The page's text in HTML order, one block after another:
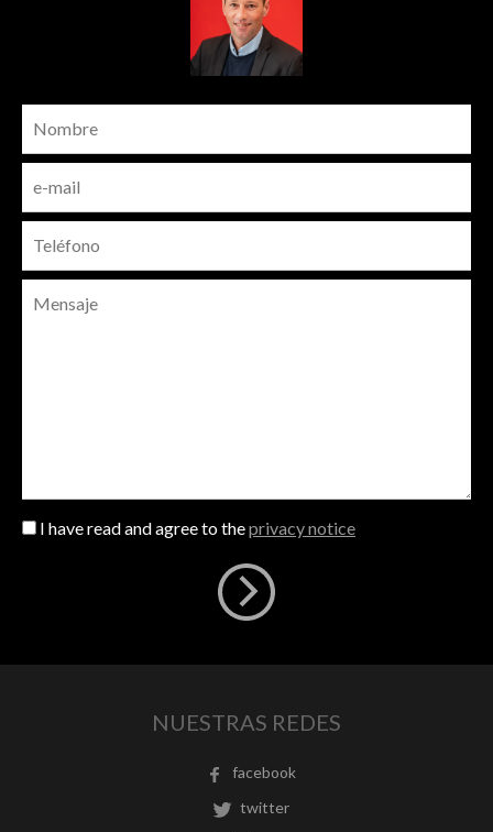
I have read and agree to theprivacy notice
NUESTRAS REDES
facebook
twitter